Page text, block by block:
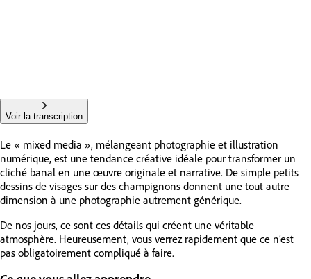
Voir la transcription
Le « mixed media », mélangeant photographie et illustration
numérique, est une tendance créative idéale pour transformer un
cliché banal en une œuvre originale et narrative. De simple petits
dessins de visages sur des champignons donnent une tout autre
dimension à une photographie autrement générique.
De nos jours, ce sont ces détails qui créent une véritable
atmosphère. Heureusement, vous verrez rapidement que ce n’est
pas obligatoirement compliqué à faire.